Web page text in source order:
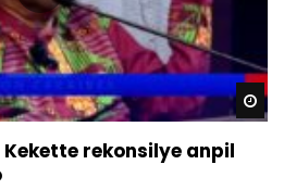
rekonsilye anpil